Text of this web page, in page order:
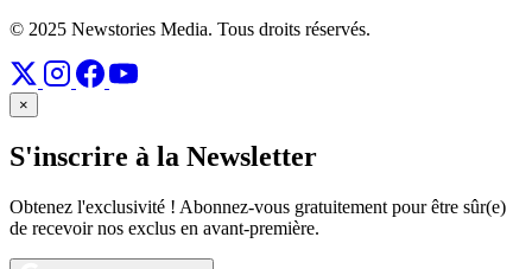
© 2025 Newstories Media. Tous droits réservés.
×
S'inscrire à la Newsletter
Obtenez l'exclusivité ! Abonnez-vous gratuitement pour être sûr(e)
de recevoir nos exclus en avant-première.